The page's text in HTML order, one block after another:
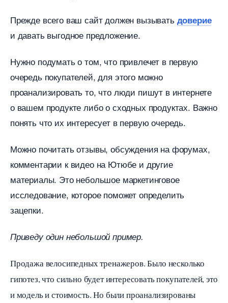
Прежде всего ваш сайт должен вызывать доверие
и давать выгодное предложение.
Нужно подумать о том, что привлечет в первую
очередь покупателей, для этого можно
проанализировать то, что люди пишут в интернете
о вашем продукте либо о сходных продуктах. Важно
понять что их интересует в первую очередь.
Можно почитать отзывы, обсуждения на форумах,
комментарии к видео на Ютюбе и другие
материалы. Это небольшое маркетинговое
исследование, которое поможет определить
зацепки.
Приведу один небольшой пример.
Продажа велосипедных тренажеров. Было несколько
ипотез, что сильно будет интересовать покупателей, это
и модель и стоимость. Но были проанализированы